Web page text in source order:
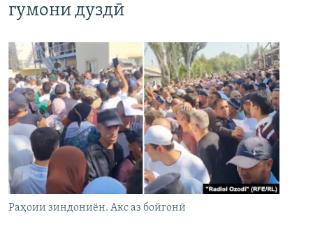
гумони дуздӣ
Раҳоии зиндониён. Акс аз бойгонӣ